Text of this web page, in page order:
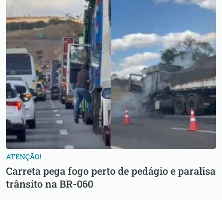
ATENÇÃO!
Carreta pega fogo perto de pedágio e paralisa
trânsito na BR-060